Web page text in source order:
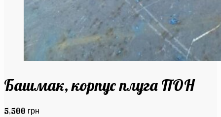
Башмак, корпус плуга ПОН
5,500 грн